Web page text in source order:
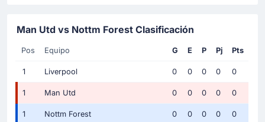
Man Utd vs Nottm Forest Clasificación
Pos Equipo G E P Pj Pts
1 Liverpool 0 0 0 0 0
1 Man Utd 0 0 0 0 0
1 Nottm Forest 0 0 0 0 0